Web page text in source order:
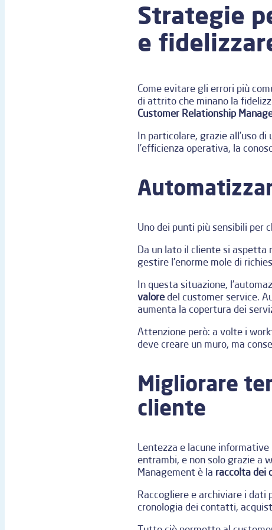
Strategie
e
Come evitare gli errori più
di attrito che minano la
Customer Relationship
In particolare, grazie all’uso di
l’efficienza operativa, la
Uno dei punti più sensibili per
Da un lato il cliente si aspetta
gestire l’enorme mole di
In questa situazione,
valoredel customer service.
aumenta la copertura dei
Attenzione però: a volte i
deve creare un muro, ma
Migliorare
cliente
Lentezza e lacune
entrambi, e non solo grazie a
Management è la raccolta dei
Raccogliere e archiviare i
cronologia dei contatti,